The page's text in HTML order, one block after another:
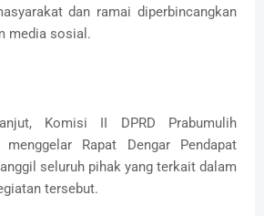
dan ramai diperbincangkan
media sosial.
Komisi II DPRD Prabumulih
menggelar Rapat Dengar Pendapat
seluruh pihak yang terkait dalam
tersebut.